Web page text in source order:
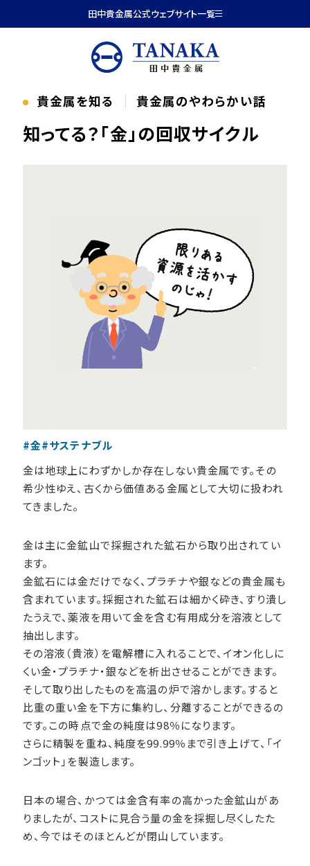
田中貴金属公式ウェブサイト一覧
貴金属を知る 貴金属のやわらかい話
知ってる？「金」の回収サイクル
#金#サステナブル
金は地球上にわずかしか存在しない貴金属です。その
希少性ゆえ、古くから価値ある金属として大切に扱われ
てきました。
金は主に金鉱山で採掘された鉱石から取り出されてい
ます。
金鉱石には金だけでなく、プラチナや銀などの貴金属も
含まれています。採掘された鉱石は細かく砕き、すり潰し
たうえで、薬液を用いて金を含む有用成分を溶液として
抽出します。
その溶液（貴液）を電解槽に入れることで、イオン化しに
くい金・プラチナ・銀などを析出させることができます。
そして取り出したものを高温の炉で溶かします。すると
比重の重い金を下方に集約し、分離することができるの
です。この時点で金の純度は98％になります。
さらに精製を重ね、純度を99.99％まで引き上げて、「イ
ンゴット」を製造します。
日本の場合、かつては金含有率の高かった金鉱山があ
りましたが、コストに見合う量の金を採掘し尽くしたた
め、今ではそのほとんどが閉山しています。